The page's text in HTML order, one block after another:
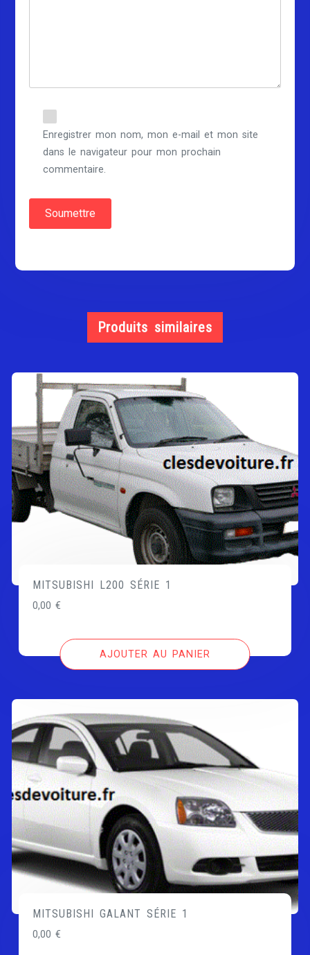
Enregistrer mon nom, mon e-mail et mon site
dans le navigateur pour mon prochain
commentaire.
Produits similaires
MITSUBISHI L200 SÉRIE 1
0,00€
AJOUTER AU PANIER
MITSUBISHI GALANT SÉRIE 1
0,00€